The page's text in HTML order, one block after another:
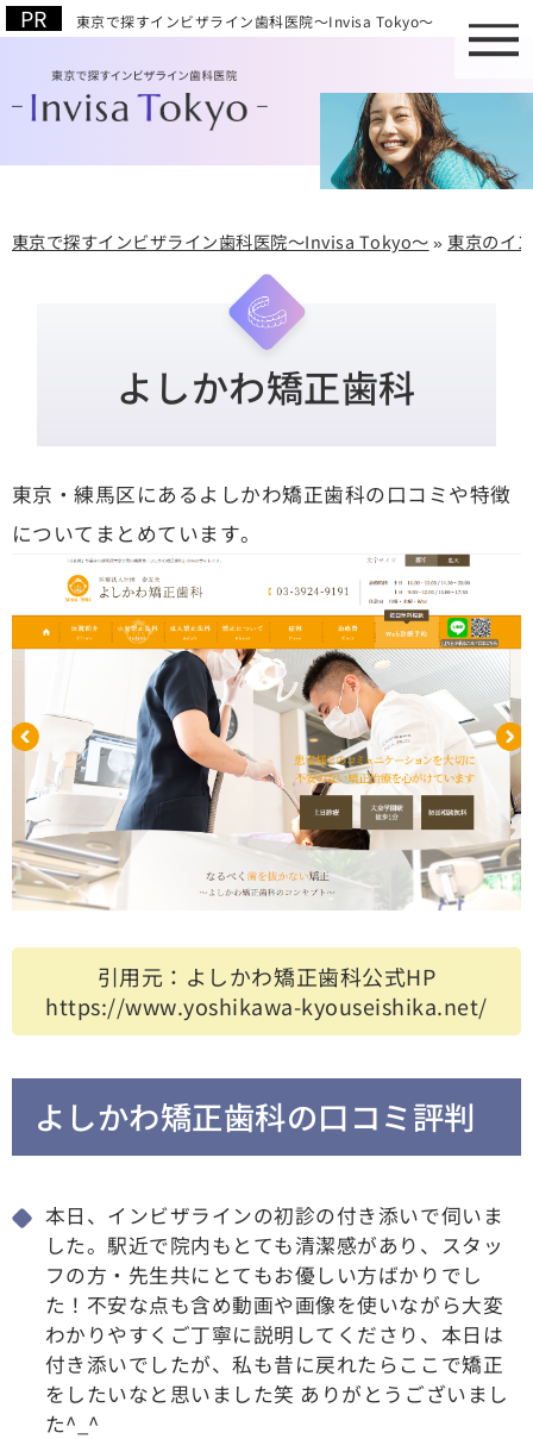
東京で探すインビザライン歯科医院～Invisa Tokyo～
東京で探すインビザライン歯科医院～Invisa Tokyo～» 東京のイ
よしかわ矯正歯科
東京・練馬区にあるよしかわ矯正歯科の口コミや特徴
についてまとめています。
引用元：よしかわ矯正歯科公式HP
https://www.yoshikawa-kyouseishika.net/
よしかわ矯正歯科の口コミ評判
本日、インビザラインの初診の付き添いで伺いま
した。駅近で院内もとても清潔感があり、スタッ
フの方・先生共にとてもお優しい方ばかりでし
た！不安な点も含め動画や画像を使いながら大変
わかりやすくご丁寧に説明してくださり、本日は
付き添いでしたが、私も昔に戻れたらここで矯正
をしたいなと思いました笑 ありがとうございまし
た^_^